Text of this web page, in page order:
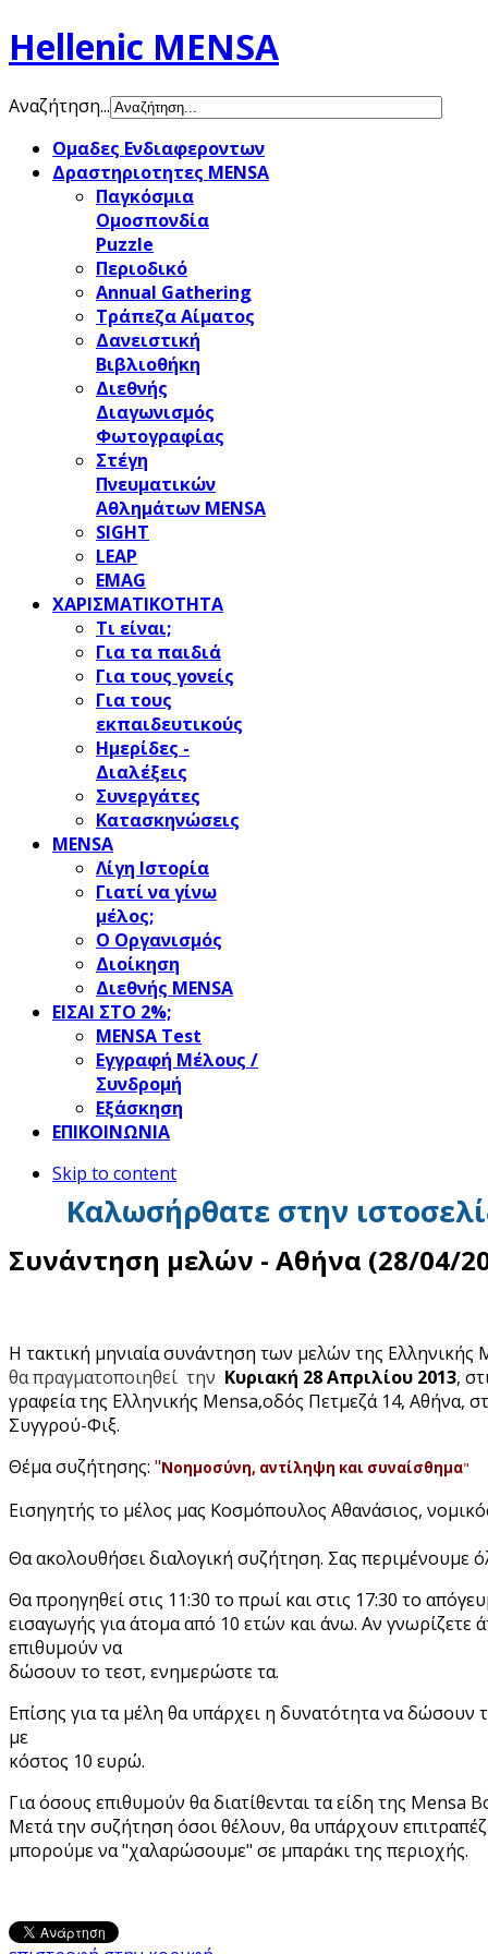
Hellenic MENSA
Αναζήτηση...
Ομαδες Ενδιαφεροντων
Δραστηριοτητες MENSA
Παγκόσμια
Ομοσπονδία
Puzzle
Περιοδικό
Annual Gathering
Τράπεζα Αίματος
Δανειστική
Βιβλιοθήκη
Διεθνής
Διαγωνισμός
Φωτογραφίας
Στέγη
Πνευματικών
Αθλημάτων MENSA
SIGHT
LEAP
EMAG
ΧΑΡΙΣΜΑΤΙΚΟΤΗΤΑ
Τι είναι;
Για τα παιδιά
Για τους γονείς
Για τους
εκπαιδευτικούς
Ημερίδες -
Διαλέξεις
Συνεργάτες
Κατασκηνώσεις
MENSA
Λίγη Ιστορία
Γιατί να γίνω
μέλος;
Ο Οργανισμός
Διοίκηση
Διεθνής MENSA
ΕΙΣΑΙ ΣΤΟ 2%;
ΜΕΝSΑ Test
Εγγραφή Μέλους /
Συνδρομή
Εξάσκηση
ΕΠΙΚΟΙΝΩΝΙΑ
Skip to content
Καλωσήρθατε στην
Συνάντηση μελών - Αθήνα (28/04/
Η τακτική μηνιαία συνάντηση των μελών της Ελληνικής
θα πραγματοποιηθεί την Κυριακή 28Απριλίου 2013,
γραφεία της Ελληνικής Mensa,οδός Πετμεζά 14, Αθήνα,
Συγγρού-Φιξ.
Θέμα συζήτησης: "Νοημοσύνη, αντίληψη και συναίσθημα"
Εισηγητής το μέλος μας Κοσμόπουλος Αθανάσιος,
Θα ακολουθήσει διαλογική συζήτηση. Σας περιμένουμε
Θα προηγηθεί στις 11:30 το πρωί και στις 17:30 το
εισαγωγής για άτομα από 10 ετών και άνω. Αν γνωρίζετε
επιθυμούν να
δώσουν το τεστ, ενημερώστε τα.
Επίσης για τα μέλη θα υπάρχει η δυνατότητα να δώσουν
με
κόστος 10 ευρώ.
Για όσους επιθυμούν θα διατίθενται τα είδη της Mensa
Μετά την συζήτηση όσοι θέλουν, θα υπάρχουν
μπορούμε να "χαλαρώσουμε" σε μπαράκι της περιοχής.